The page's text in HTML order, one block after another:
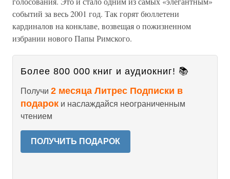
событий за весь 2001 год. Так горят бюллетени
кардиналов на конклаве, возвещая о пожизненном
избрании нового Папы Римского.
Более 800 000 книг и аудиокниг! 📚
Получи 2 месяца Литрес Подписки в
подарок и наслаждайся неограниченным
чтением
ПОЛУЧИТЬ ПОДАРОК